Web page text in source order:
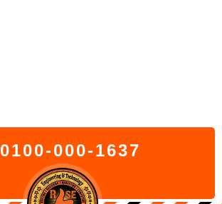
0100-000-1637